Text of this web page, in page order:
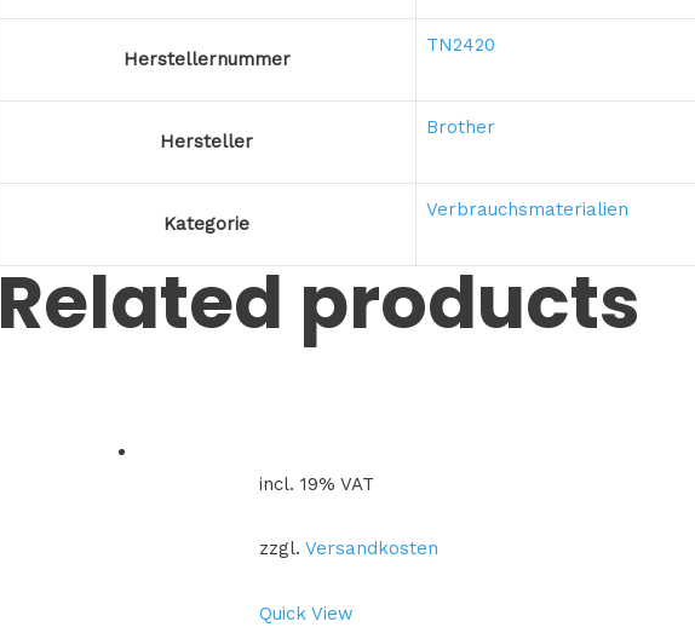
Herstellernummer
TN2420
Hersteller
Brother
Kategorie
Verbrauchsmaterialien
Related products
incl. 19% VAT
zzgl. Versandkosten
Quick View